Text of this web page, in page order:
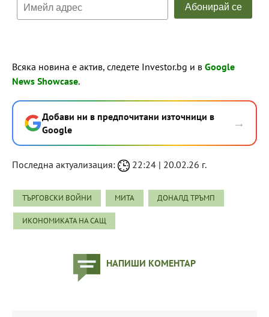
Всяка новина е актив, следете Investor.bg и в Google
News Showcase.
Добави ни в предпочитани източници в
Google
→
Последна актуализация: 22:24 | 20.02.26 г.
ТЪРГОВСКИ ВОЙНИ МИТА ДОНАЛД ТРЪМП
ИКОНОМИКАТА НА САЩ
НАПИШИ КОМЕНТАР